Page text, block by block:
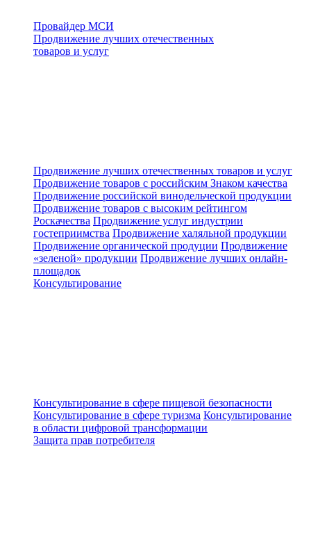
Провайдер МСИ
Продвижение лучших отечественных
товаров и услуг
Продвижение лучших отечественных товаров и услуг
Продвижение товаров с российским Знаком качества
Продвижение российской винодельческой продукции
Продвижение товаров с высоким рейтингом
Роскачества Продвижение услуг индустрии
гостеприимства Продвижение халяльной продукции
Продвижение органической продуции Продвижение
«зеленой» продукции Продвижение лучших онлайн-
площадок
Консультирование
Консультирование в сфере пищевой безопасности
Консультирование в сфере туризма Консультирование
в области цифровой трансформации
Защита прав потребителя